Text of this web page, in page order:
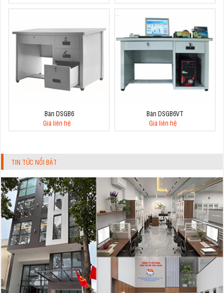
Bàn DSGB6
Giá liên hệ
Bàn DSGB6VT
Giá liên hệ
TIN TỨC NỔI BẬT